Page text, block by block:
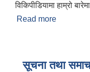
विकिपीडियामा हाम्रो
Read more
सूचना तथा